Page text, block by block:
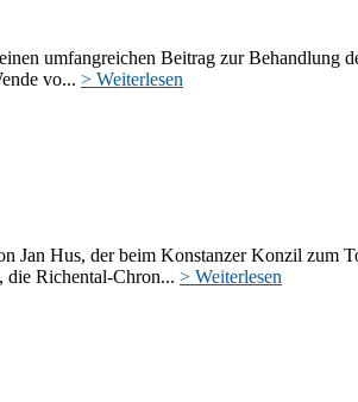
umfangreichen Beitrag zur
vo... > Weiterlesen
Hus, der beim Konstanzer Konzil zum
Richental-Chron... > Weiterlesen